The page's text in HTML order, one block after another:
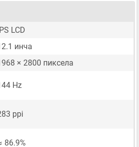
LCD
инча
× 2800 пиксела
Hz
ppi
86.9%